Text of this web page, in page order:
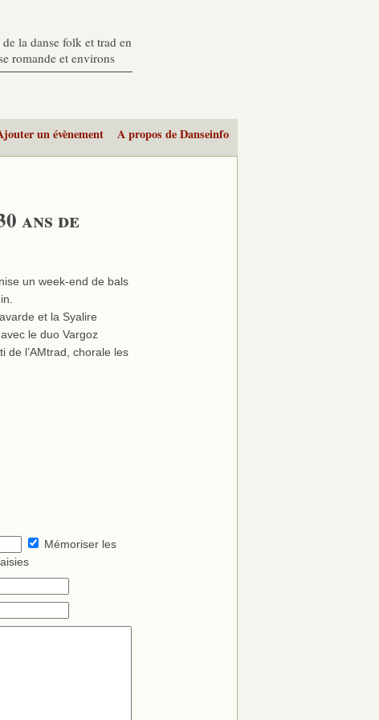
la danse folk et trad en
romande et environs
un évènement A propos de Danseinfo
ans de
un week-end de bals
et la Syalire
le duo Vargoz
de l’AMtrad, chorale les
Mémoriser les